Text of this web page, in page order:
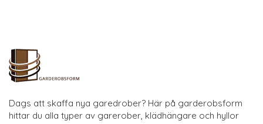
Dags att skaffa nya garedrober? Här på garderobsform
hittar du alla typer av garerober, klädhängare och hyllor